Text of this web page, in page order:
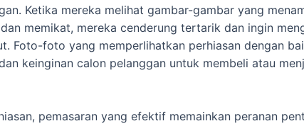
Ketika mereka melihat gambar-gambar yang
memikat, mereka cenderung tertarik dan ingin
Foto-foto yang memperlihatkan perhiasan dengan
keinginan calon pelanggan untuk membeli atau
pemasaran yang efektif memainkan peranan